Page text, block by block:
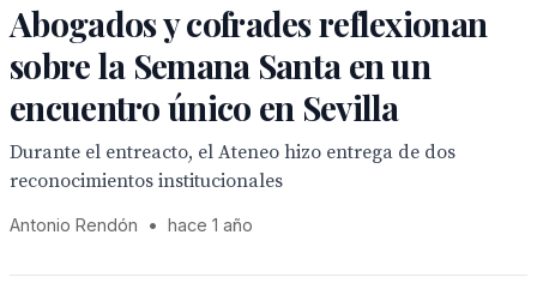
Abogados y cofrades reflexionan
sobre la Semana Santa en un
encuentro único en Sevilla
Durante el entreacto, el Ateneo hizo entrega de dos
reconocimientos institucionales
Antonio Rendón • hace 1 año